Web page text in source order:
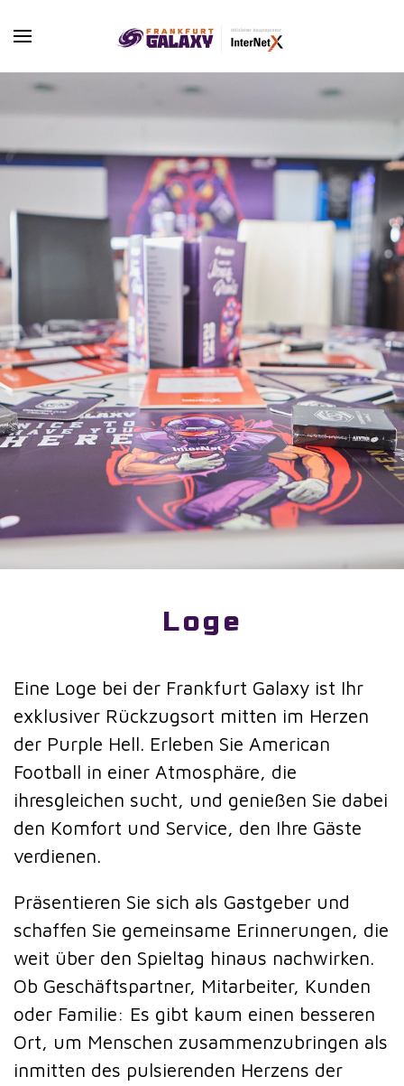
Skip to main content
Loge
Eine Loge bei der Frankfurt Galaxy ist Ihr
exklusiver Rückzugsort mitten im Herzen
der Purple Hell. Erleben Sie American
Football in einer Atmosphäre, die
ihresgleichen sucht, und genießen Sie dabei
den Komfort und Service, den Ihre Gäste
verdienen.
Präsentieren Sie sich als Gastgeber und
schaffen Sie gemeinsame Erinnerungen, die
weit über den Spieltag hinaus nachwirken.
Ob Geschäftspartner, Mitarbeiter, Kunden
oder Familie: Es gibt kaum einen besseren
Ort, um Menschen zusammenzubringen als
inmitten des pulsierenden Herzens der